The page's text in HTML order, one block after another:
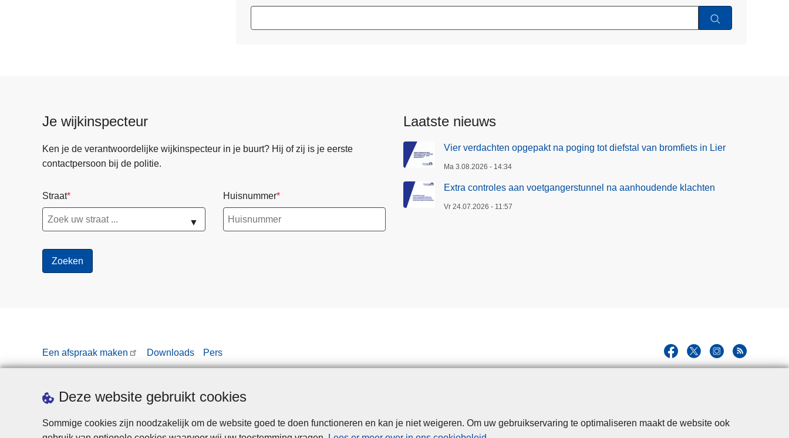
Deze website gebruikt cookies
Sommige cookies zijn noodzakelijk om de website goed te doen functioneren en kan je niet weigeren. Om uw gebruikservaring te optimaliseren maakt de website ook
Je wijkinspecteur
Ken je de verantwoordelijke wijkinspecteur in je buurt? Hij of zij is je eerste
contactpersoon bij de politie.
Straat
▼
Huisnummer
Laatste nieuws
Vier verdachten opgepakt na poging tot diefstal van bromfiets in Lier
Ma 3.08.2026 - 14:34
Extra controles aan voetgangerstunnel na aanhoudende klachten
Vr 24.07.2026 - 11:57
Een afspraak maken Downloads Pers
Disclaimer Privacy Cookies Toegankelijkheid